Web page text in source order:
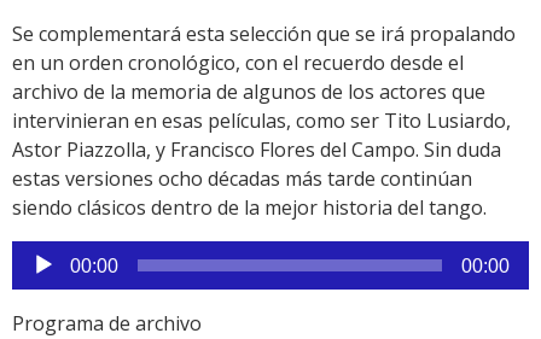
Se complementará esta selección que se irá propalando
en un orden cronológico, con el recuerdo desde el
archivo de la memoria de algunos de los actores que
intervinieran en esas películas, como ser Tito Lusiardo,
Astor Piazzolla, y Francisco Flores del Campo. Sin duda
estas versiones ocho décadas más tarde continúan
siendo clásicos dentro de la mejor historia del tango.
Reproductor
de
audio
00:00 00:00
Programa de archivo